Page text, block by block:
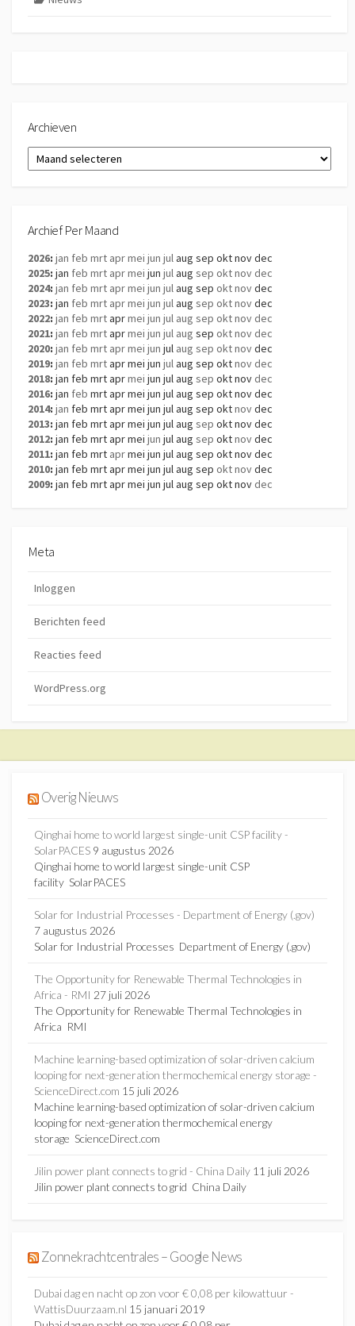
Archieven
Archieven
Archief Per Maand
2026: jan feb mrt aprmei jun julaug sep oktnovdec
2025: jan feb mrt aprmei jun julaug sep oktnov dec
2024: jan feb mrt aprmei jun julaug sep oktnovdec
2023: jan feb mrt aprmei jun julaug sep oktnovdec
2022: jan feb mrtaprmei jun jul aug sep oktnov dec
2021: jan feb mrtaprmei jun jul aug sep oktnov dec
2020: jan feb mrt aprmei jun jul aug sep oktnovdec
2019: jan feb mrtaprmei jun julaug sep oktnov dec
2018: jan feb mrtaprmei jun julaug sep oktnov dec
2016: jan feb mrtaprmei jun julaug sep oktnovdec
2014: jan feb mrtaprmei jun julaug sep oktnovdec
2013: jan feb mrtaprmei jun julaug sep oktnovdec
2012: jan feb mrtaprmei jun julaug sep oktnovdec
2011: jan feb mrt aprmei jun julaug sep oktnovdec
2010: jan feb mrtaprmei jun julaug sep oktnovdec
2009: jan feb mrtaprmei jun julaug sep oktnov dec
Meta
Inloggen
Berichten feed
Reacties feed
WordPress.org
Overig Nieuws
Qinghai home to world largest single-unit CSP facility -
SolarPACES 9 augustus 2026
Qinghai home to world largest single-unit CSP
facility SolarPACES
Solar for Industrial Processes - Department of Energy (.gov)
7 augustus 2026
Solar for Industrial Processes Department of Energy (.gov)
The Opportunity for Renewable Thermal Technologies in
Africa - RMI 27 juli 2026
The Opportunity for Renewable Thermal Technologies in
Africa RMI
Machine learning-based optimization of solar-driven calcium
looping for next-generation thermochemical energy storage -
ScienceDirect.com 15 juli 2026
Machine learning-based optimization of solar-driven calcium
looping for next-generation thermochemical energy
storage ScienceDirect.com
Jilin power plant connects to grid - China Daily 11 juli 2026
Jilin power plant connects to grid China Daily
Zonnekrachtcentrales – Google News
Dubai dag en nacht op zon voor € 0,08 per kilowattuur -
WattisDuurzaam.nl 15 januari 2019